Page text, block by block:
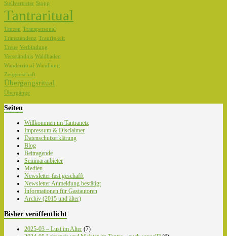
Stellvertreter Stopp
Tantraritual
Tanzen Transpersonal
Transzendenz Traurigkeit
Treue Verbindung
Versständnis Waldbaden
Wanderritual Wandlung
Zeugenschaft
Übergangsritual
Übergänge
Seiten
Willkommen im Tantranetz
Impressum & Disclaimer
Datenschutzerklärung
Blog
Beitragende
Seminaranbieter
Medien
Newsletter fast geschafft
Newsletter Anmeldung bestätigt
Informationen für Gastautoren
Archiv (2015 und älter)
Bisher veröffentlicht
2025-03 – Lust im Alter (7)